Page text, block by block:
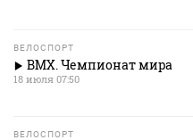
ВЕЛОСПОРТ
ВМХ. Чемпионат мира
18 июля 07:50
ВЕЛОСПОРТ